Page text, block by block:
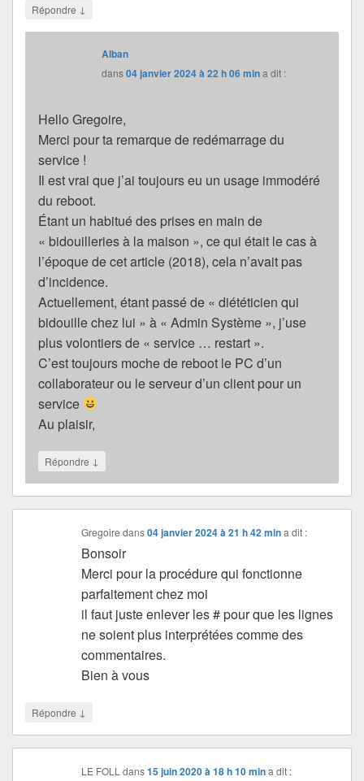
Répondre ↓
Alban
dans04 janvier 2024 à 22 h 06 mina dit :
Hello Gregoire,
Merci pour ta remarque de redémarrage du
service !
Il est vrai que j’ai toujours eu un usage immodéré
du reboot.
Étant un habitué des prises en main de
« bidouilleries à la maison », ce qui était le cas à
l’époque de cet article (2018), cela n’avait pas
d’incidence.
Actuellement, étant passé de « diététicien qui
bidouille chez lui » à « Admin Système », j’use
plus volontiers de « service … restart ».
C’est toujours moche de reboot le PC d’un
collaborateur ou le serveur d’un client pour un
service
Au plaisir,
Répondre ↓
Gregoire dans04 janvier 2024 à 21 h 42 min a dit :
Bonsoir
Merci pour la procédure qui fonctionne
parfaitement chez moi
il faut juste enlever les # pour que les lignes
ne soient plus interprétées comme des
commentaires.
Bien à vous
Répondre ↓
LE FOLL dans15 juin 2020 à 18 h 10 min a dit :